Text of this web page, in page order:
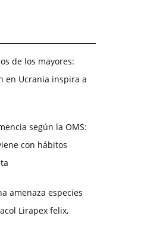
de los mayores:
en Ucrania inspira a
según la OMS:
con hábitos
amenaza especies
Lirapex felix,